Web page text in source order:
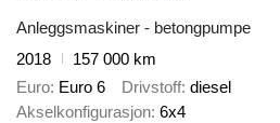
Anleggsmaskiner - betongpumpe
2018
157 000 km
Euro Euro 6 Drivstoff diesel
Akselkonfigurasjon 6x4